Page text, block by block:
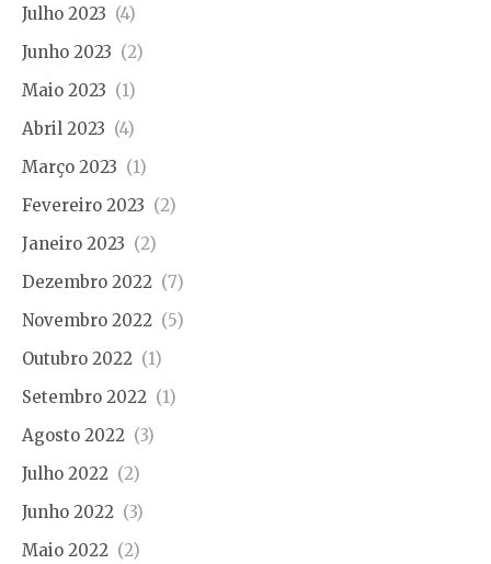
Julho 2023 (4)
Junho 2023 (2)
Maio 2023 (1)
Abril 2023 (4)
Março 2023 (1)
Fevereiro 2023 (2)
Janeiro 2023 (2)
Dezembro 2022 (7)
Novembro 2022 (5)
Outubro 2022 (1)
Setembro 2022 (1)
Agosto 2022 (3)
Julho 2022 (2)
Junho 2022 (3)
Maio 2022 (2)